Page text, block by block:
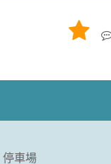
停車場